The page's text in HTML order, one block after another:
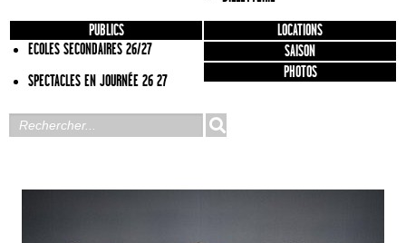
PUBLICS
ECOLES SECONDAIRES 26/27
SPECTACLES EN JOURNÉE 26 27
LOCATIONS
SAISON
PHOTOS